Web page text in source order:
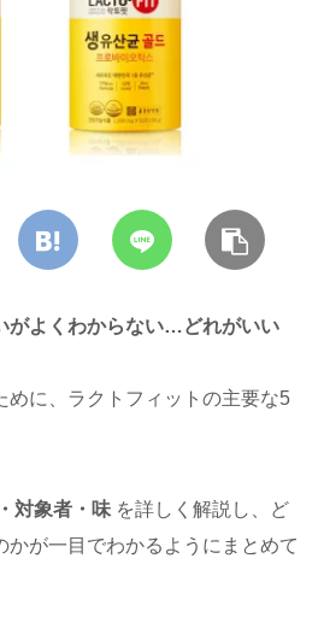
がよくわからない…どれがいい
めに、ラクトフィットの主要な5
対象者・味 を詳しく解説し、ど
かが一目でわかるようにまとめて